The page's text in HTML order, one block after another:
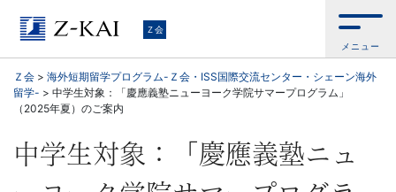
Ｚ
会
【公
式
Ｚ会
メニュー
Ｚ会 > 海外短期留学プログラム-Ｚ会・ISS国際交流センター・シェーン海外
留学- > 中学生対象：「慶應義塾ニューヨーク学院サマープログラム」
（2025年夏）のご案内
中学生対象：「慶應義塾ニュ